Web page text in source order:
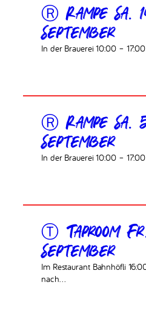
Ⓡ Rampe Sa.
September
In der Brauerei 10:00 –
Ⓡ Rampe Sa.
September
In der Brauerei 10:00 –
Ⓣ Taproom
September
Im Restaurant Bahnhöfli
nach…